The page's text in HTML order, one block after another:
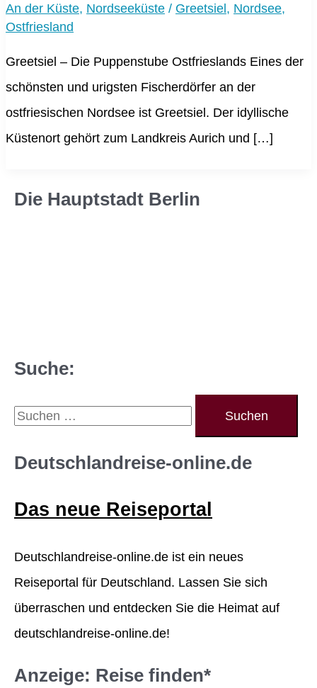
An der Küste, Nordseeküste / Greetsiel, Nordsee,
Ostfriesland
Greetsiel – Die Puppenstube Ostfrieslands Eines der
schönsten und urigsten Fischerdörfer an der
ostfriesischen Nordsee ist Greetsiel. Der idyllische
Küstenort gehört zum Landkreis Aurich und […]
Die Hauptstadt Berlin
Suche:
S
c
e
n
a
c
h
Deutschlandreise-online.de
Das neue Reiseportal
Deutschlandreise-online.de ist ein neues
Reiseportal für Deutschland. Lassen Sie sich
überraschen und entdecken Sie die Heimat auf
deutschlandreise-online.de!
Anzeige: Reise finden*